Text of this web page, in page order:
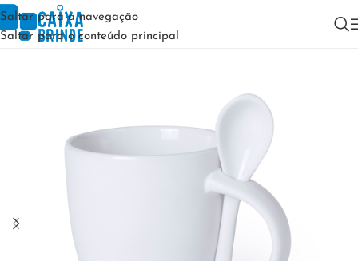
Saltar para a navegação
Saltar para o conteúdo principal